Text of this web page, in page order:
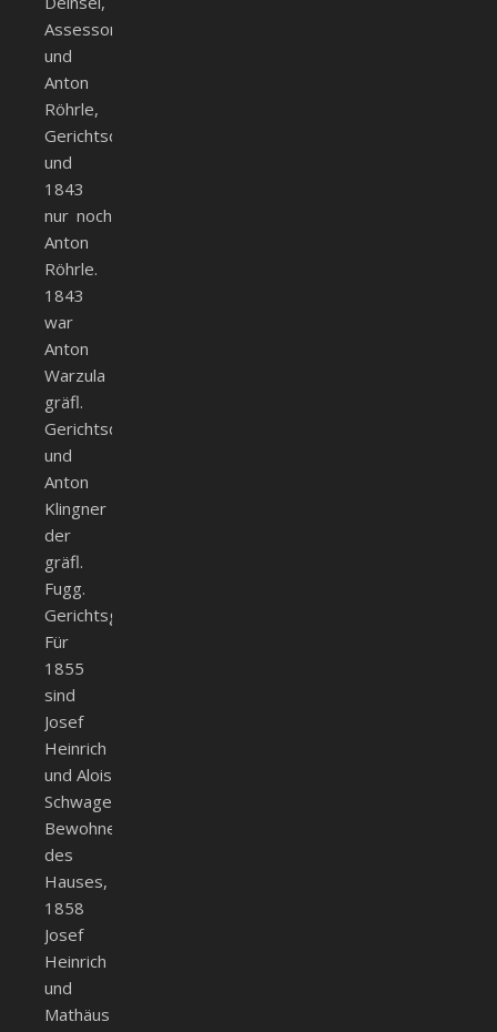
Assessor
und
Anton
Röhrle,
Gerichtsdiener,
und
1843
nur noch
Anton
Röhrle.
1843
war
Anton
Warzula
gräfl.
Gerichtsdiener
und
Anton
Klingner
der
gräfl.
Fugg.
Gerichtsgehilfe.
Für
1855
sind
Josef
Heinrich
und Alois
Schwager
Bewohner
des
Hauses,
1858
Josef
Heinrich
und
Mathäus